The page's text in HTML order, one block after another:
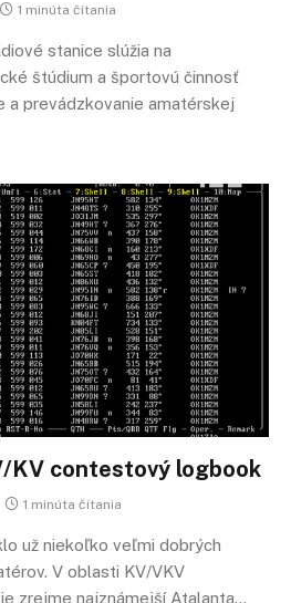
1 minúta čítania
stanice slúžia na
štúdium a športovú činnosť
a prevádzkovanie amatérskej
KV contestový logbook
1 minúta čítania
už niekoľko veľmi dobrých
V oblasti KV/VKV
zrejme najznámejší Atalanta…